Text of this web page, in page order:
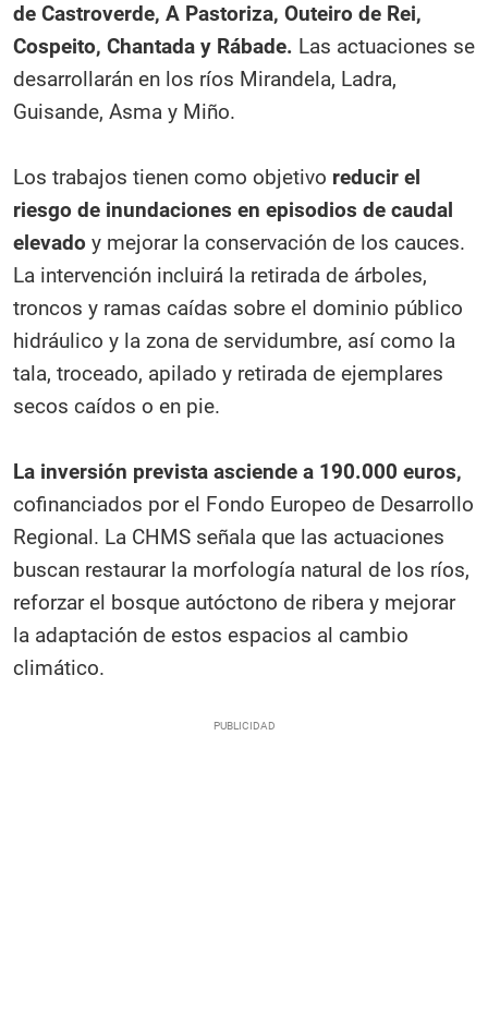
de Castroverde, A Pastoriza, Outeiro de Rei,
Cospeito, Chantada y Rábade. Las actuaciones se
desarrollarán en los ríos Mirandela, Ladra,
Guisande, Asma y Miño.
Los trabajos tienen como objetivo reducir el
riesgo de inundaciones en episodios de caudal
elevado y mejorar la conservación de los cauces.
La intervención incluirá la retirada de árboles,
troncos y ramas caídas sobre el dominio público
hidráulico y la zona de servidumbre, así como la
tala, troceado, apilado y retirada de ejemplares
secos caídos o en pie.
La inversión prevista asciende a 190.000 euros,
cofinanciados por el Fondo Europeo de Desarrollo
Regional. La CHMS señala que las actuaciones
buscan restaurar la morfología natural de los ríos,
reforzar el bosque autóctono de ribera y mejorar
la adaptación de estos espacios al cambio
climático.